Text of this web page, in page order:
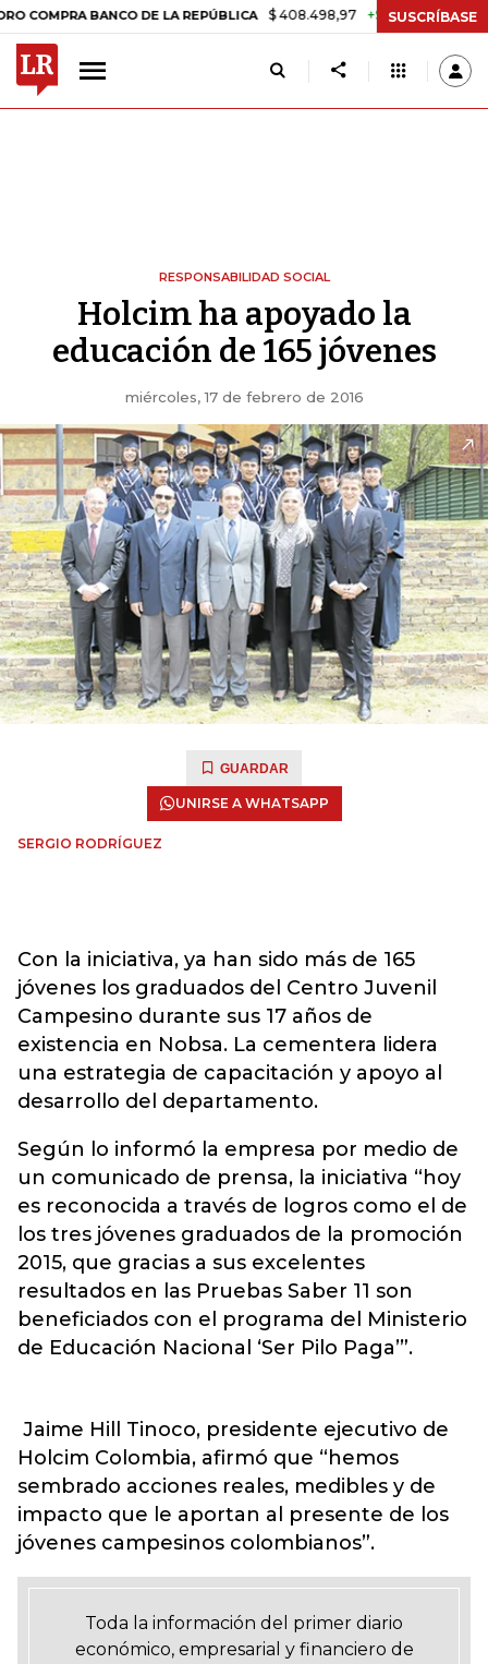
BANCO DE LA REPÚBLICA $ 408.498,97 +$ 8.753,81 +2,19%
SUSCRÍBASE
RESPONSABILIDAD SOCIAL
Holcim ha apoyado la
educación de 165 jóvenes
miércoles, 17 de febrero de 2016
GUARDAR
UNIRSE A WHATSAPP
SERGIO RODRÍGUEZ
Con la iniciativa, ya han sido más de 165
jóvenes los graduados del Centro Juvenil
Campesino durante sus 17 años de
existencia en Nobsa. La cementera lidera
una estrategia de capacitación y apoyo al
desarrollo del departamento.
Según lo informó la empresa por medio de
un comunicado de prensa, la iniciativa “hoy
es reconocida a través de logros como el de
los tres jóvenes graduados de la promoción
2015, que gracias a sus excelentes
resultados en las Pruebas Saber 11 son
beneficiados con el programa del Ministerio
de Educación Nacional ‘Ser Pilo Paga’”.
Jaime Hill Tinoco, presidente ejecutivo de
Holcim Colombia, afirmó que “hemos
sembrado acciones reales, medibles y de
impacto que le aportan al presente de los
jóvenes campesinos colombianos”.
Toda la información del primer diario
económico, empresarial y financiero de